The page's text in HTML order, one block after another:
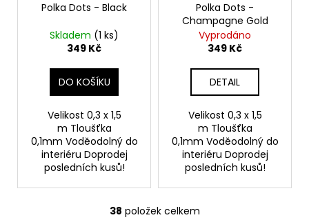
Polka Dots - Black
Skladem (1 ks)
349 Kč
DO KOŠÍKU
Velikost 0,3 x 1,5
m Tloušťka
0,1mm Voděodolný do
interiéru Doprodej
posledních kusů!
Polka Dots -
Champagne Gold
Vyprodáno
349 Kč
DETAIL
Velikost 0,3 x 1,5
m Tloušťka
0,1mm Voděodolný do
interiéru Doprodej
posledních kusů!
O
38 položek celkem